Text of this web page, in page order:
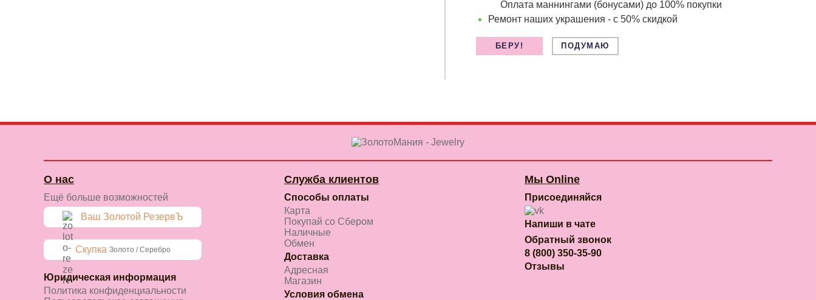
Оплата маннингами (бонусами) до 100% покупки
Ремонт наших украшения - с 50% скидкой
ПОДУМАЮ
О нас
Ещё больше возможностей
Ваш Золотой РезервЪ
Скупка Золото / Серебро
Юридическая информация
Политика конфиденциальности
Служба клиентов
Способы оплаты
Карта
Покупай со Сбером
Наличные
Обмен
Доставка
Адресная
Магазин
Условия обмена
Мы Online
Присоединяйся
Напиши в чате
Обратный звонок
8 (800) 350-35-90
Отзывы